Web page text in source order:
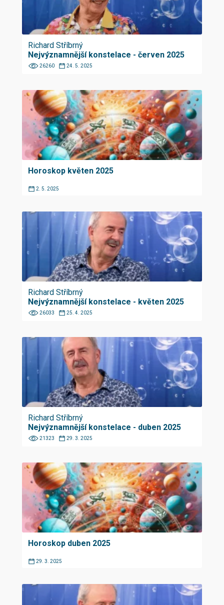
Richard Stříbrný
Nejvýznamnější konstelace - červen 2025
26260 24. 5. 2025
Horoskop květen 2025
2. 5. 2025
Richard Stříbrný
Nejvýznamnější konstelace - květen 2025
26033 25. 4. 2025
Richard Stříbrný
Nejvýznamnější konstelace - duben 2025
21323 29. 3. 2025
Horoskop duben 2025
29. 3. 2025